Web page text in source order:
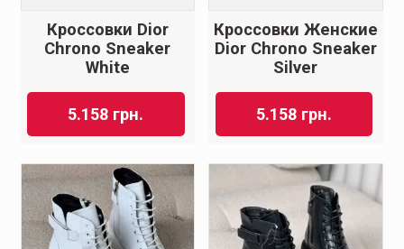
Кроссовки Dior
Chrono Sneaker
White
5.158 грн.
Кроссовки Женские
Dior Chrono Sneaker
Silver
5.158 грн.